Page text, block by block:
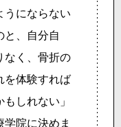
うにならない
と、自分自
なく、骨折の
を体験すれば
しれない」
院に決めま